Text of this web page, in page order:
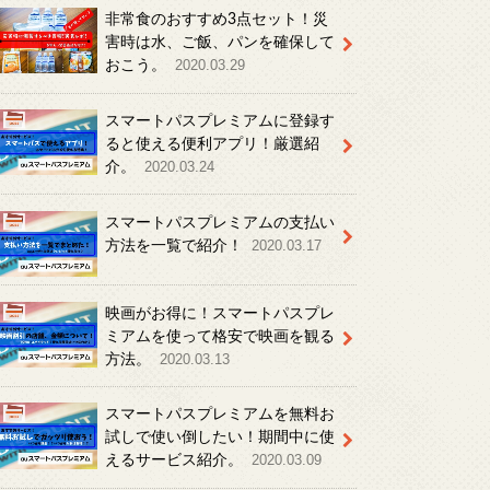
非常食のおすすめ3点セット！災
害時は水、ご飯、パンを確保して
おこう。
2020.03.29
スマートパスプレミアムに登録す
ると使える便利アプリ！厳選紹
介。
2020.03.24
スマートパスプレミアムの支払い
方法を一覧で紹介！
2020.03.17
映画がお得に！スマートパスプレ
ミアムを使って格安で映画を観る
方法。
2020.03.13
スマートパスプレミアムを無料お
試しで使い倒したい！期間中に使
えるサービス紹介。
2020.03.09